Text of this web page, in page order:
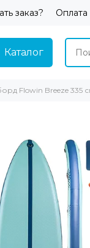
заказ? Оплата
Каталог
Flowin Breeze 335